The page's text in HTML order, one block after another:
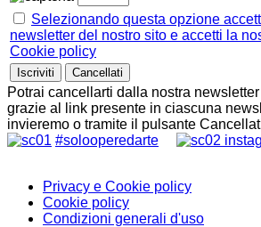
Selezionando questa opzione
newsletter del nostro sito e accetti la
Cookie policy
Potrai cancellarti dalla nostra
grazie al link presente in ciascuna
invieremo o tramite il pulsante
#solooperedarte
Privacy e Cookie policy
Cookie policy
Condizioni generali d'uso